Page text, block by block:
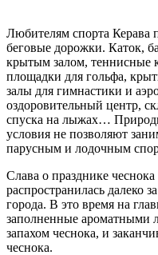
Любителям спорта Керава
беговые дорожки. Каток,
крытым залом, теннисные
площадки для гольфа,
залы для гимнастики и
оздоровительный центр,
спуска на лыжах…
условия не позволяют
парусным и лодочным
Слава о празднике чеснока
распространилась далеко
города. В это время на
заполненные ароматными
запахом чеснока, и
чеснока.